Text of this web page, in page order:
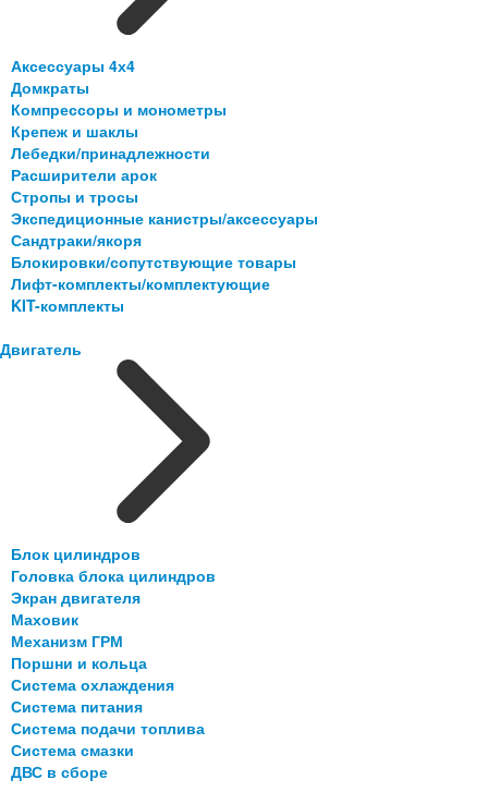
Аксессуары 4х4
Домкраты
Компрессоры и монометры
Крепеж и шаклы
Лебедки/принадлежности
Расширители арок
Стропы и тросы
Экспедиционные канистры/аксессуары
Сандтраки/якоря
Блокировки/сопутствующие товары
Лифт-комплекты/комплектующие
KIT-комплекты
Двигатель
Блок цилиндров
Головка блока цилиндров
Экран двигателя
Маховик
Механизм ГРМ
Поршни и кольца
Система охлаждения
Система питания
Система подачи топлива
Система смазки
ДВС в сборе